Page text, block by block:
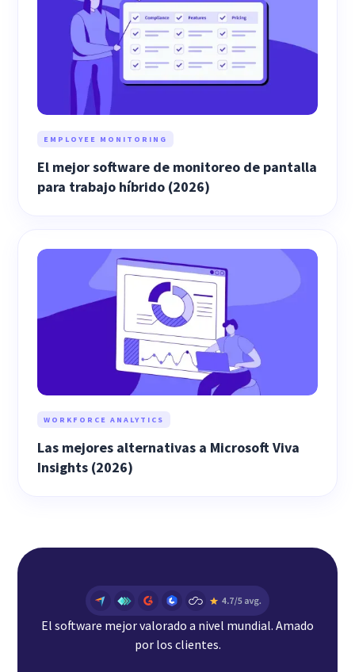
EMPLOYEE MONITORING
El mejor software de monitoreo de pantalla
para trabajo híbrido (2026)
WORKFORCE ANALYTICS
Las mejores alternativas a Microsoft Viva
Insights (2026)
El software mejor valorado a nivel mundial. Amado
por los clientes.